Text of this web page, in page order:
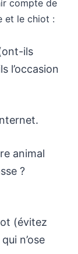
compte de
et le chiot :
ils
l’occasion
animal
?
(évitez
n’ose